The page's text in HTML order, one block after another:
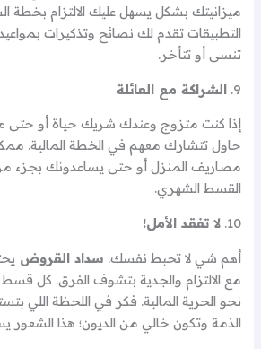
ميزانيتك بشكل يسهل عليك الالتزام بخطة
التطبيقات تقدم لك نصائح وتذكيرات
تنسى أو تتأخر.
9. الشراكة مع العائلة
إذا كنت متزوج وعندك شريك حياة أو حتى
حاول تتشارك معهم في الخطة المالية.
مصاريف المنزل أو حتى يساعدونك بجزء
القسط الشهري.
10. لا تفقد الأمل!
أهم شي لا تحبط نفسك. سداد القروض
مع الالتزام والجدية بتشوف الفرق. كل
نحو الحرية المالية. فكر في اللحظة اللي
الذمة وتكون خالي من الديون؛ هذا الشعور